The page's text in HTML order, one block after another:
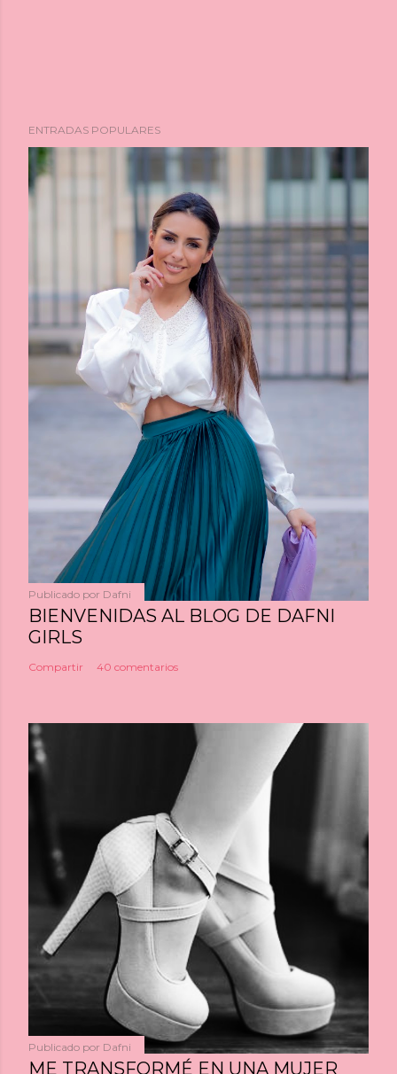
ENTRADAS POPULARES
Publicado por Dafni
BIENVENIDAS AL BLOG DE DAFNI
GIRLS
Compartir 40 comentarios
Publicado por Dafni
ME TRANSFORMÉ EN UNA MUJER